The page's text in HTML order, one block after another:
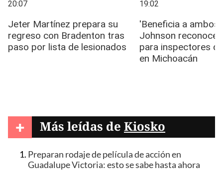
+ Más leídas de Kiosko
Preparan rodaje de película de acción en
Guadalupe Victoria: esto se sabe hasta ahora